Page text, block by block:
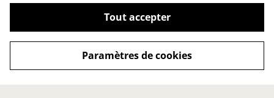
Tout accepter
Paramètres de cookies